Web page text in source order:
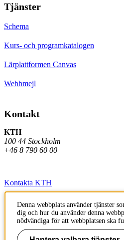
Tjänster
Schema
Kurs- och programkatalogen
Lärplattformen Canvas
Webbmejl
Kontakt
KTH
100 44 Stockholm
+46 8 790 60 00
Kontakta KTH
Jobba på KTH
Press och media
Denna webbplats använder tjänster
dig och hur du använder denna
nödvändiga för att webbplatsen ska